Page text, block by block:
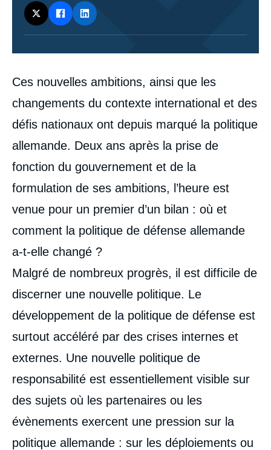
Corps
analyses
Ces nouvelles ambitions, ainsi que les
changements du contexte international et des
défis nationaux ont depuis marqué la politique
allemande. Deux ans après la prise de
fonction du gouvernement et de la
formulation de ses ambitions, l’heure est
venue pour un premier d’un bilan : où et
comment la politique de défense allemande
a-t-elle changé ?
Malgré de nombreux progrès, il est difficile de
discerner une nouvelle politique. Le
développement de la politique de défense est
surtout accéléré par des crises internes et
externes. Une nouvelle politique de
responsabilité est essentiellement visible sur
des sujets où les partenaires ou les
évènements exercent une pression sur la
politique allemande : sur les déploiements ou